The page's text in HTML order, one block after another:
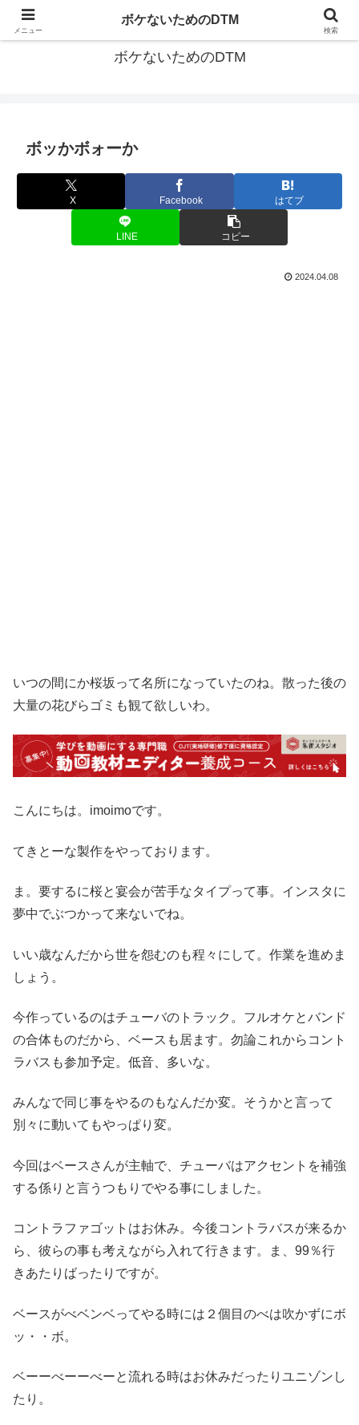
ゆる～く続ける音楽制作のあれこれや昔ばなし
ボケないためのDTM
ボッかボォーか
X Facebook はてブ
LINE コピー
2024.04.08
いつの間にか桜坂って名所になっていたのね。散った後の
大量の花びらゴミも観て欲しいわ。
こんにちは。imoimoです。
てきとーな製作をやっております。
ま。要するに桜と宴会が苦手なタイプって事。インスタに
夢中でぶつかって来ないでね。
いい歳なんだから世を怨むのも程々にして。作業を進めま
しょう。
今作っているのはチューバのトラック。フルオケとバンド
の合体ものだから、ベースも居ます。勿論これからコント
ラバスも参加予定。低音、多いな。
みんなで同じ事をやるのもなんだか変。そうかと言って
別々に動いてもやっぱり変。
今回はベースさんが主軸で、チューバはアクセントを補強
する係りと言うつもりでやる事にしました。
コントラファゴットはお休み。今後コントラバスが来るか
ら、彼らの事も考えながら入れて行きます。ま、99％行
きあたりばったりですが。
ベースがべベンベってやる時には２個目のべは吹かずにボ
ッ・・ボ。
ベーーべーーべーと流れる時はお休みだったりユニゾンし
たり。
メニュー
ボケないためのDTM
検索